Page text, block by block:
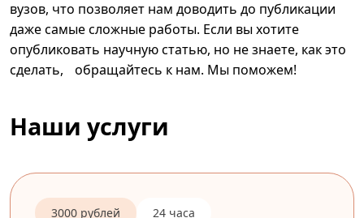
вузов, что позволяет нам доводить до публикации
даже самые сложные работы. Если вы хотите
опубликовать научную статью, но не знаете, как это
сделать, обращайтесь к нам. Мы поможем!
Наши услуги
3000 рублей 24 часа